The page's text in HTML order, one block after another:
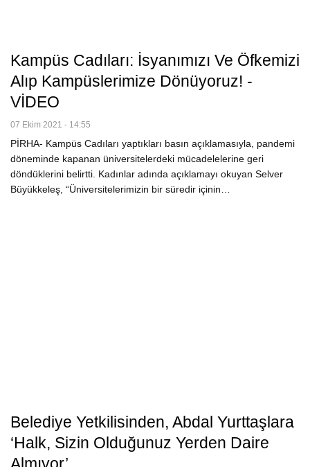
Kampüs Cadıları: İsyanımızı Ve Öfkemizi
Alıp Kampüslerimize Dönüyoruz! -
VİDEO
07 Ekim 2021 - 14:55
PİRHA- Kampüs Cadıları yaptıkları basın açıklamasıyla, pandemi
döneminde kapanan üniversitelerdeki mücadelelerine geri
döndüklerini belirtti. Kadınlar adında açıklamayı okuyan Selver
Büyükkeleş, “Üniversitelerimizin bir süredir içinin…
Belediye Yetkilisinden, Abdal Yurttaşlara
‘Halk, Sizin Olduğunuz Yerden Daire
Almıyor’